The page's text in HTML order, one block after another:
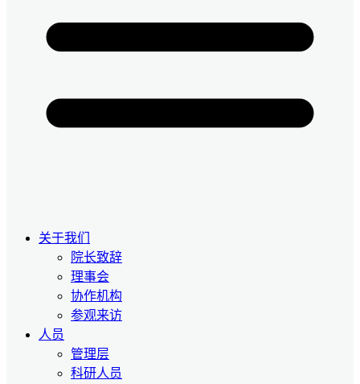
关于我们
院长致辞
理事会
协作机构
参观来访
人员
管理层
科研人员